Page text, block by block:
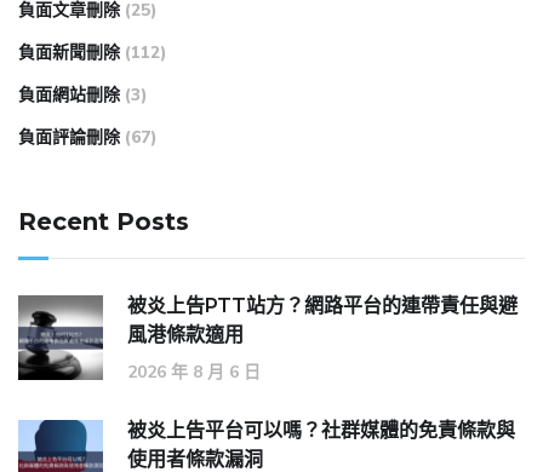
負面文章刪除 (25)
負面新聞刪除 (112)
負面網站刪除 (3)
負面評論刪除 (67)
Recent Posts
被炎上告PTT站方？網路平台的連帶責任與避
風港條款適用
2026 年 8 月 6 日
被炎上告平台可以嗎？社群媒體的免責條款與
使用者條款漏洞